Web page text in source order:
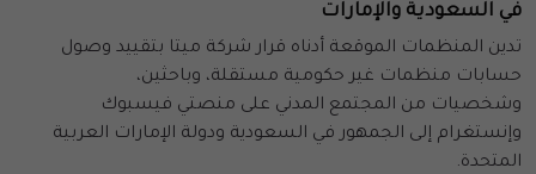
في السعودية والإمارات
تدين المنظمات الموقعة أدناه قرار شركة ميتا بتقييد وصول
حسابات منظمات غير حكومية مستقلة، وباحثين،
وشخصيات من المجتمع المدني على منصتي فيسبوك
وإنستغرام إلى الجمهور في السعودية ودولة الإمارات العربية
المتحدة.